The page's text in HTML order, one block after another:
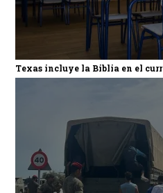
Texas incluye la Biblia en el